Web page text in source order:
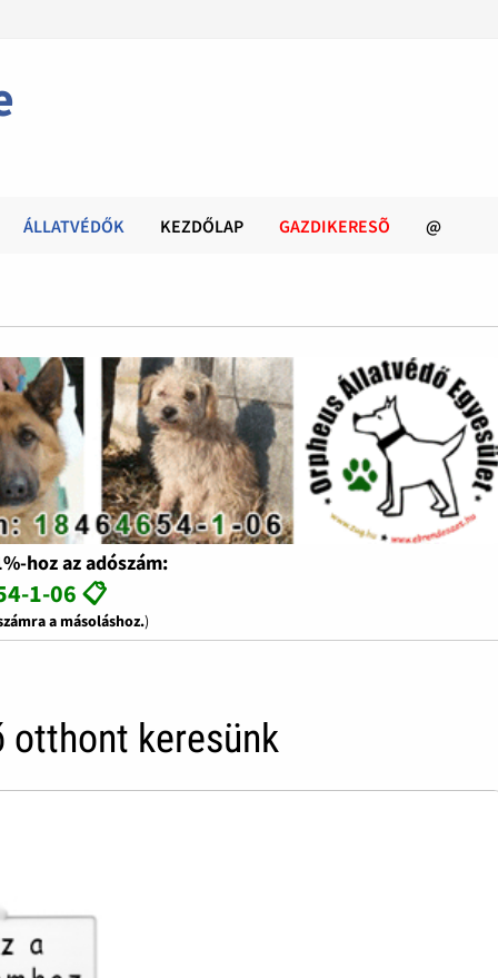
ÁLLATVÉDŐK KEZDŐLAP GAZDIKERESÕ @
hoz az adószám:
1-06 📋
a másoláshoz.)
otthont keresünk